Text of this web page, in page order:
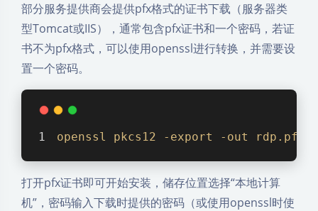
部分服务提供商会提供pfx格式的证书下载（服务器类
型Tomcat或IIS），通常包含pfx证书和一个密码，若证
书不为pfx格式，可以使用openssl进行转换，并需要设
置一个密码。
openssl pkcs12 -export -out rdp .pfx
打开pfx证书即可开始安装，储存位置选择“本地计算
机”，密码输入下载时提供的密码（或使用openssl时使